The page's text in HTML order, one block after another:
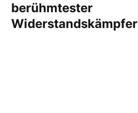
berühmtester
Widerstandskämpfer